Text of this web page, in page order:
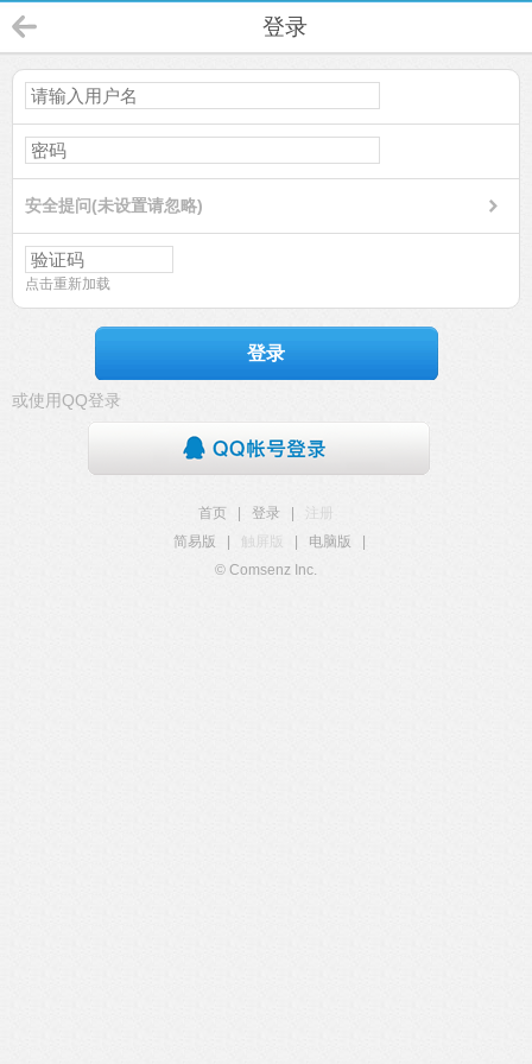
登录
安全提问(未设置请忽略)
点击重新加载
登录
或使用QQ登录
首页 登录
注册
简易版
触屏版 电脑版
© Comsenz Inc.